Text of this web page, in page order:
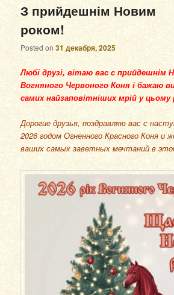
З прийдешнім Новим
роком!
Posted on31 декабря, 2025
Любі друзі, вітаю вас с прийдешнім
Вогняного Червоного Коня і бажаю
самих найзаповітніших мрій у цьому
Дорогие друзья, поздравляю вас с
2026 годом Огненного Красного Коня и
ваших самых заветных мечтаний в